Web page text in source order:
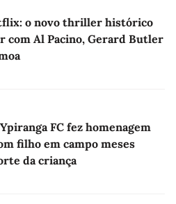
o novo thriller histórico
com Al Pacino, Gerard Butler
FC fez homenagem
filho em campo meses
da criança